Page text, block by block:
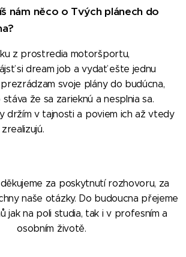
nám něco o Tvých plánech do
z prostredia motoršportu,
si dream job a vydať ešte jednu
svoje plány do budúcna,
že sa zarieknú a nesplnia sa.
držím v tajnosti a poviem ich až vtedy
za poskytnutí rozhovoru, za
naše otázky. Do budoucna přejeme
jak na poli studia, tak i v profesním a
osobním životě.